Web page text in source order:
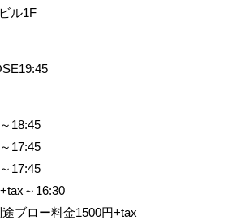
ル1F
18:45
17:45
17:45
～16:30
ブロー料金1500円+tax